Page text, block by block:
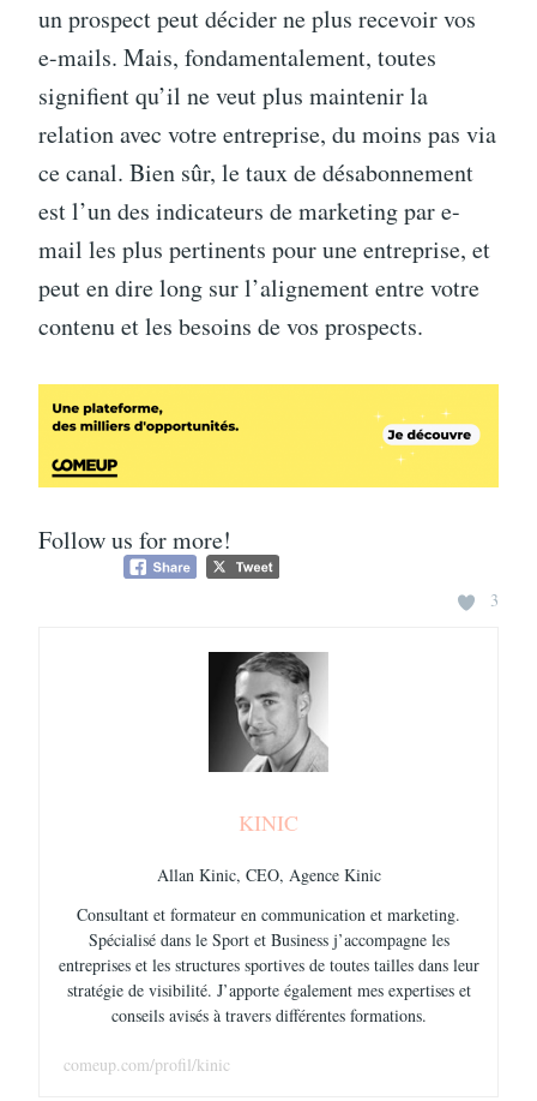
un prospect peut décider ne plus recevoir vos
e-mails. Mais, fondamentalement, toutes
signifient qu’il ne veut plus maintenir la
relation avec votre entreprise, du moins pas via
ce canal. Bien sûr, le taux de désabonnement
est l’un des indicateurs de marketing par e-
mail les plus pertinents pour une entreprise, et
peut en dire long sur l’alignement entre votre
contenu et les besoins de vos prospects.
Follow us for more!
3
KINIC
Allan Kinic, CEO, Agence Kinic
Consultant et formateur en communication et marketing.
Spécialisé dans le Sport et Business j’accompagne les
entreprises et les structures sportives de toutes tailles dans leur
stratégie de visibilité. J’apporte également mes expertises et
conseils avisés à travers différentes formations.
comeup.com/profil/kinic